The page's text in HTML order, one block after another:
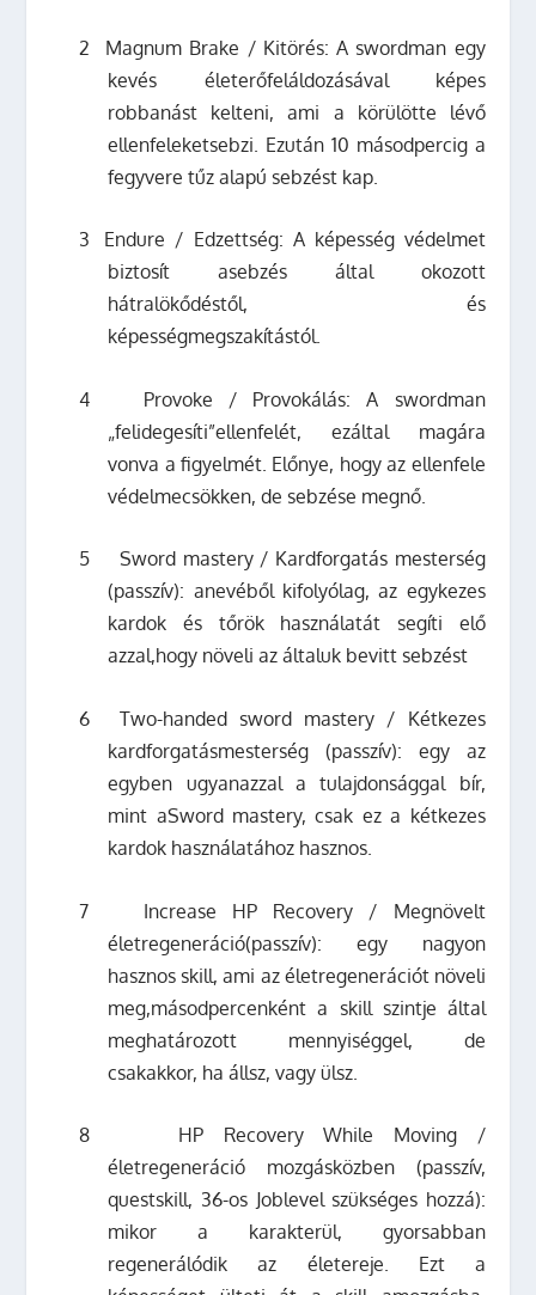
2
Magnum Brake / Kitörés: A swordman egy
kevés életerőfeláldozásával képes
robbanást kelteni, ami a körülötte lévő
ellenfeleketsebzi. Ezután 10 másodpercig a
fegyvere tűz alapú sebzést kap.
3
Endure / Edzettség: A képesség védelmet
biztosít asebzés által okozott
hátralökődéstől, és
képességmegszakítástól.
4
Provoke / Provokálás: A swordman
„felidegesíti”ellenfelét, ezáltal magára
vonva a figyelmét. Előnye, hogy az ellenfele
védelmecsökken, de sebzése megnő.
5
Sword mastery / Kardforgatás mesterség
(passzív): anevéből kifolyólag, az egykezes
kardok és tőrök használatát segíti elő
azzal,hogy növeli az általuk bevitt sebzést
6
Two-handed sword mastery / Kétkezes
kardforgatásmesterség (passzív): egy az
egyben ugyanazzal a tulajdonsággal bír,
mint aSword mastery, csak ez a kétkezes
kardok használatához hasznos.
7
Increase HP Recovery / Megnövelt
életregeneráció(passzív): egy nagyon
hasznos skill, ami az életregenerációt növeli
meg,másodpercenként a skill szintje által
meghatározott mennyiséggel, de
csakakkor, ha állsz, vagy ülsz.
8
HP Recovery While Moving /
életregeneráció mozgásközben (passzív,
questskill, 36-os Joblevel szükséges hozzá):
mikor a karakterül, gyorsabban
regenerálódik az életereje. Ezt a